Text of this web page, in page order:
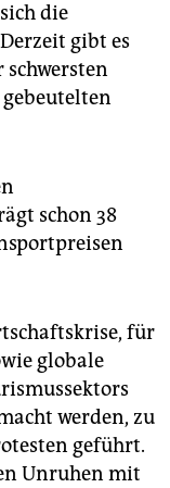
die
gibt es
schwersten
schon 38
für
globale
werden, zu
geführt.
Unruhen mit